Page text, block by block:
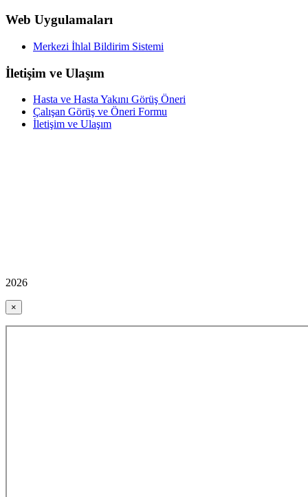
Web Uygulamaları
Merkezi İhlal Bildirim Sistemi
İletişim ve Ulaşım
Hasta ve Hasta Yakını Görüş Öneri
Çalışan Görüş ve Öneri Formu
İletişim ve Ulaşım
2026
×